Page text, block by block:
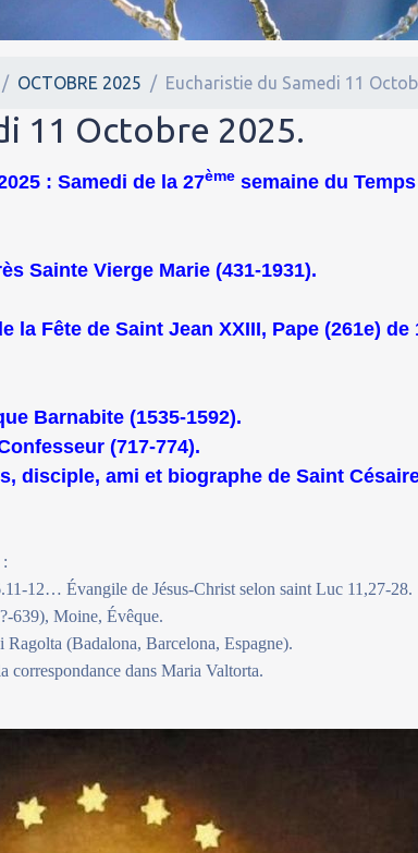
OCTOBRE 2025 Eucharistie du Samedi 11
11 Octobre 2025.
: Samedi de la 27ème semaine du Temps
Sainte Vierge Marie (431-1931).
la Fête de Saint Jean XXIII, Pape (261e) de
Barnabite (1535-1592).
(717-774).
disciple, ami et biographe de Saint
12… Évangile de Jésus-Christ selon saint Luc 11,27-28.
639), Moine, Évêque.
(Badalona, Barcelona, Espagne).
correspondance dans Maria Valtorta.